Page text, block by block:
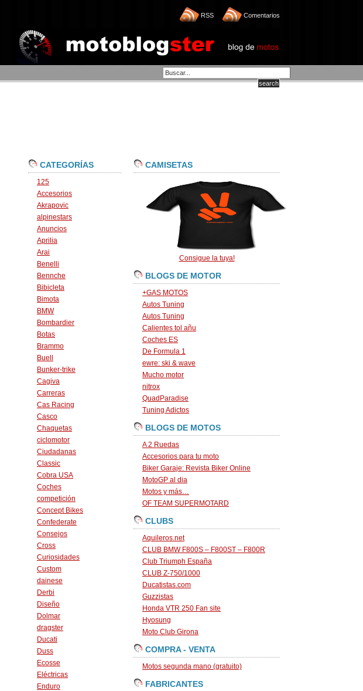
RSS Comentarios
CATEGORÍAS
125
Accesorios
Akrapovic
alpinestars
Anuncios
Aprilia
Arai
Benelli
Bennche
Bibicleta
Bimota
BMW
Bombardier
Botas
Brammo
Buell
Bunker-trike
Cagiva
Carreras
Cas Racing
Casco
Chaquetas
ciclomotor
Ciudadanas
Classic
Cobra USA
Coches
competición
Concept Bikes
Confederate
Consejos
Cross
Curiosidades
Custom
dainese
Derbi
Diseño
Dolmar
dragster
Ducati
Duss
Ecosse
Eléctricas
Enduro
CAMISETAS
Consigue la tuya!
BLOGS DE MOTOR
+GAS MOTOS
Autos Tuning
Autos Tuning
Calientes tol añu
Coches ES
De Formula 1
ewre: ski & wave
Mucho motor
nitrox
QuadParadise
Tuning Adictos
BLOGS DE MOTOS
A 2 Ruedas
Accesorios para tu moto
Biker Garaje: Revista Biker Online
MotoGP al dia
Motos y más…
OF TEAM SUPERMOTARD
CLUBS
Aquileros.net
CLUB BMW F800S – F800ST – F800R
Club Triumph España
CLUB Z-750/1000
Ducatistas.com
Guzzistas
Honda VTR 250 Fan site
Hyosung
Moto Club Girona
COMPRA - VENTA
Motos segunda mano (gratuito)
FABRICANTES